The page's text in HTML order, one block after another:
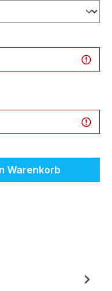
Warenkorb